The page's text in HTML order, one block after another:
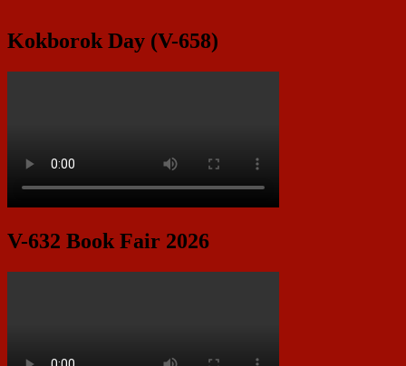
Kokborok Day (V-658)
V-632 Book Fair 2026